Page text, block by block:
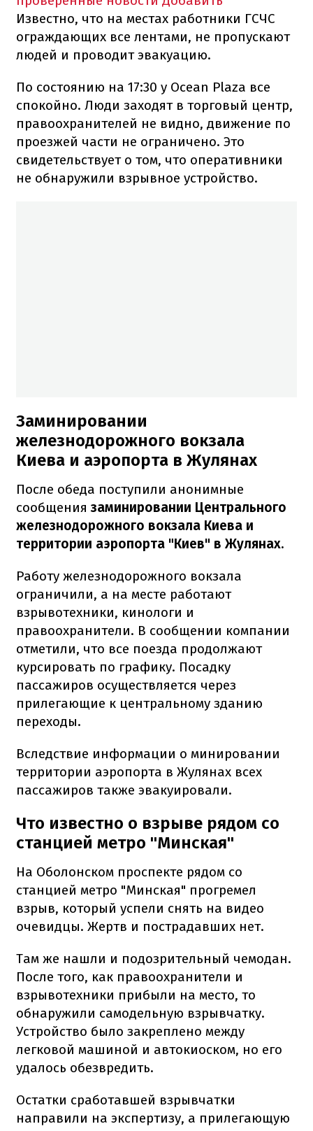
Известно, что на местах работники ГСЧС
ограждающих все лентами, не пропускают
людей и проводит эвакуацию.
По состоянию на 17:30 у Ocean Plaza все
спокойно. Люди заходят в торговый центр,
правоохранителей не видно, движение по
проезжей части не ограничено. Это
свидетельствует о том, что оперативники
не обнаружили взрывное устройство.
Заминировании
железнодорожного вокзала
Киева и аэропорта в Жулянах
После обеда поступили анонимные
сообщения заминировании Центрального
железнодорожного вокзала Киева и
территории аэропорта "Киев" в Жулянах.
Работу железнодорожного вокзала
ограничили, а на месте работают
взрывотехники, кинологи и
правоохранители. В сообщении компании
отметили, что все поезда продолжают
курсировать по графику. Посадку
пассажиров осуществляется через
прилегающие к центральному зданию
переходы.
Вследствие информации о минировании
территории аэропорта в Жулянах всех
пассажиров также эвакуировали.
Что известно о взрыве рядом со
станцией метро "Минская"
На Оболонском проспекте рядом со
станцией метро "Минская" прогремел
взрыв, который успели снять на видео
очевидцы. Жертв и пострадавших нет.
Там же нашли и подозрительный чемодан.
После того, как правоохранители и
взрывотехники прибыли на место, то
обнаружили самодельную взрывчатку.
Устройство было закреплено между
легковой машиной и автокиоском, но его
удалось обезвредить.
Остатки сработавшей взрывчатки
направили на экспертизу, а прилегающую